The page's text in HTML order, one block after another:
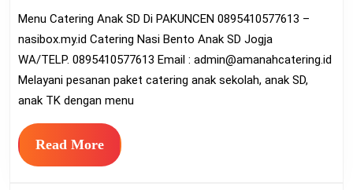
Di
Menu Catering Anak SD Di PAKUNCEN 0895410577613 –
nasibox.my.id Catering Nasi Bento Anak SD Jogja
WA/TELP. 0895410577613 Email : admin@amanahcatering.id
Melayani pesanan paket catering anak sekolah, anak SD,
anak TK dengan menu
Read MoreRead
More